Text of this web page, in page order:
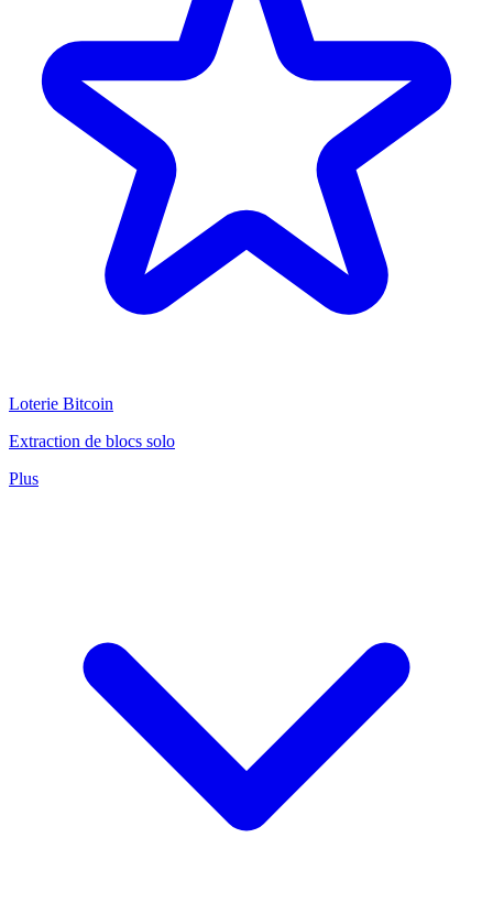
Loterie Bitcoin
Extraction de blocs solo
Plus